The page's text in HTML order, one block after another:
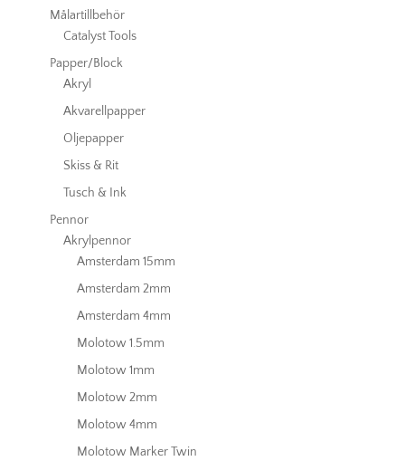
Målartillbehör
Catalyst Tools
Papper/Block
Akryl
Akvarellpapper
Oljepapper
Skiss & Rit
Tusch & Ink
Pennor
Akrylpennor
Amsterdam 15mm
Amsterdam 2mm
Amsterdam 4mm
Molotow 1.5mm
Molotow 1mm
Molotow 2mm
Molotow 4mm
Molotow Marker Twin